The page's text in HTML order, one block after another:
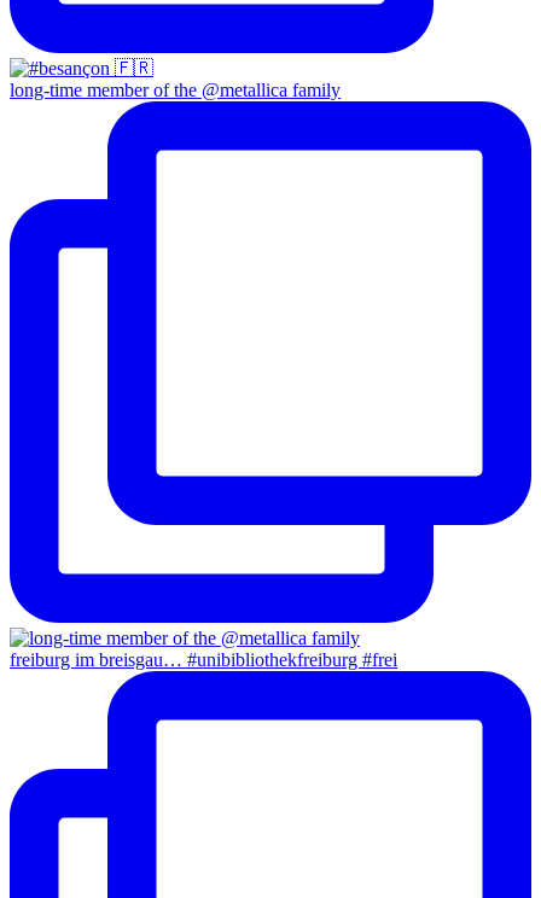
long-time member of the @metallica family
freiburg im breisgau… #unibibliothekfreiburg #frei